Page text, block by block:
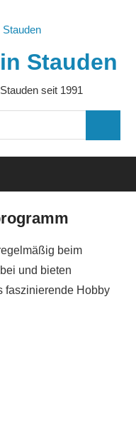
Stauden
seit 1991
beim
und bieten
faszinierende Hobby